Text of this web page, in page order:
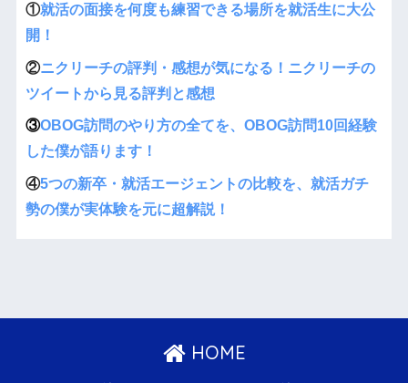
①就活の面接を何度も練習できる場所を就活生に大公
開！
②ニクリーチの評判・感想が気になる！ニクリーチの
ツイートから見る評判と感想
③OBOG訪問のやり方の全てを、OBOG訪問10回経験
した僕が語ります！
④5つの新卒・就活エージェントの比較を、就活ガチ
勢の僕が実体験を元に超解説！
HOME